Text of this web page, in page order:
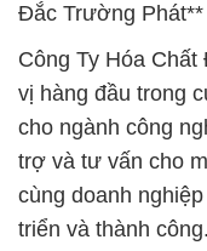
Đắc Trường Phát**
Công Ty Hóa
vị hàng đầu trong
cho ngành công
trợ và tư vấn cho
cùng doanh
triển và thành công.